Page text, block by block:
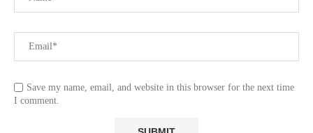
Save my name, email, and website in this browser for the next time
I comment.